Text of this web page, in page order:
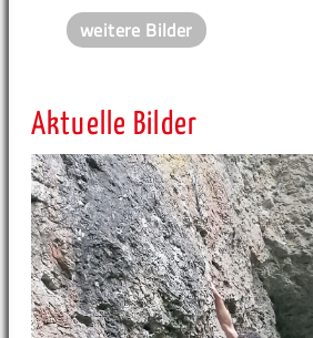
weitere Bilder
Aktuelle Bilder